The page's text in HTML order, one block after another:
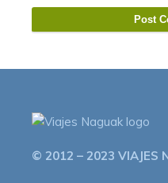
© 2012 – 2023 VIAJES